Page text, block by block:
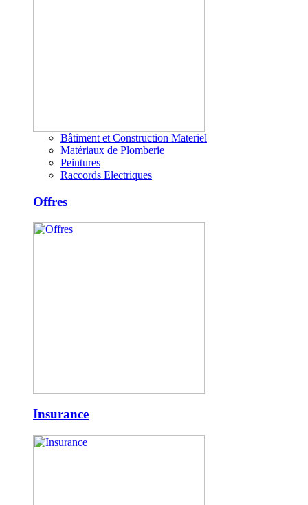
Bâtiment et Construction Materiel
Matériaux de Plomberie
Peintures
Raccords Electriques
Offres
Insurance